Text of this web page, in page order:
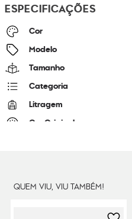
ESPECIFICAÇÕES
Cor
Modelo
Tamanho
Categoria
Litragem
Cor Original
QUEM VIU, VIU TAMBÉM!